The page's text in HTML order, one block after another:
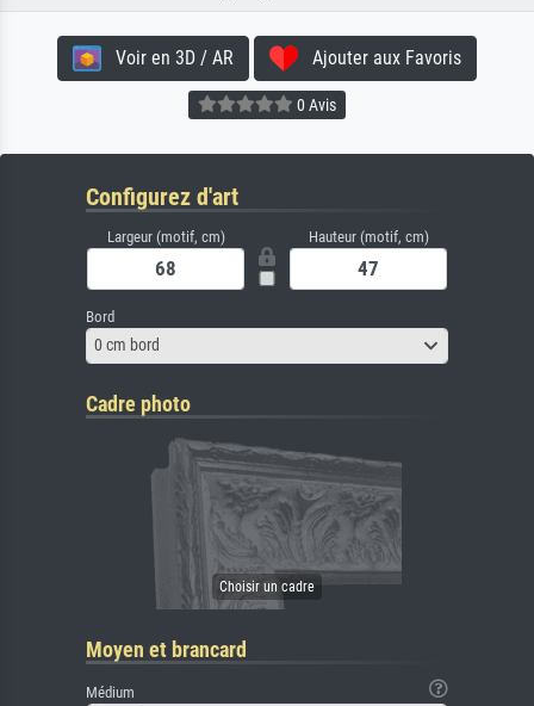
Voir en 3D / AR Ajouter aux Favoris
0 Avis
Configurez d'art
Largeur (motif, cm) Hauteur (motif, cm)
Bord
0 cm bord
Cadre photo
Moyen et brancard
Médium